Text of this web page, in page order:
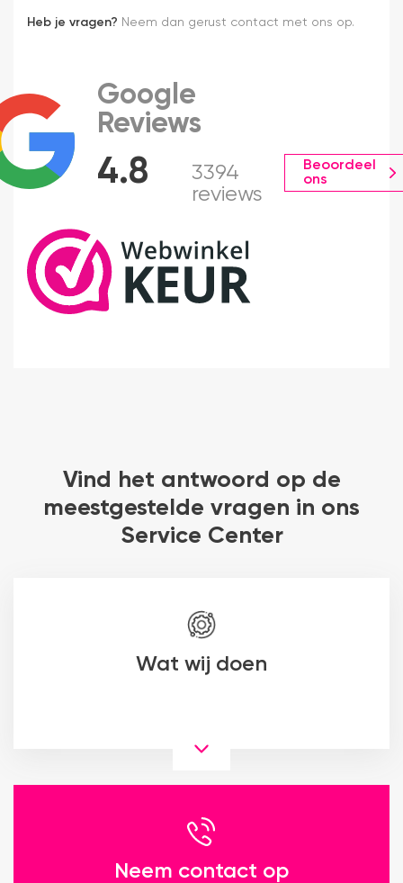
Heb je vragen? Neem dan gerust contact met ons op.
4.8
Google
Reviews
3394
reviews
Beoordeel
ons
Vind het antwoord op de
meestgestelde vragen in ons
Service Center
Wat wij doen
Neem contact op